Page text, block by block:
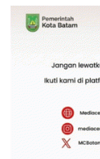
konten